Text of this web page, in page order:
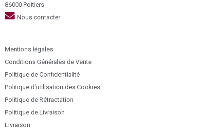
86000 Poitiers
Nous contacter
Mentions légales
Conditions Générales de Vente
Politique de Confidentialité
Politique d’utilisation des Cookies
Politique de Rétractation
Politique de Livraison
Livraison